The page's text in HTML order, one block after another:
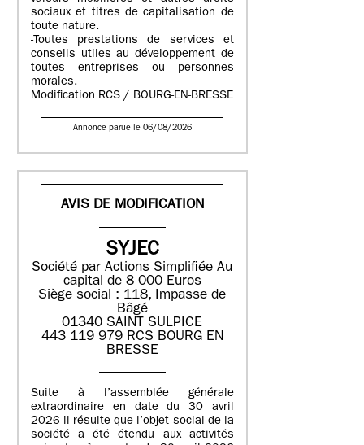
sociaux et titres de capitalisation de
toute nature.
-Toutes prestations de services et
conseils utiles au développement de
toutes entreprises ou personnes
morales.
Modification RCS / BOURG-EN-BRESSE
Annonce parue le 06/08/2026
AVIS DE MODIFICATION
SYJEC
Société par Actions SimplifiéeAu
capital de 8 000 Euros
Siège social : 118, Impasse de
Bâgé
01340 SAINT SULPICE
443 119 979 RCS BOURG EN
BRESSE
Suite à l’assemblée générale
extraordinaire en date du 30 avril
2026 il résulte que l’objet social de la
société a été étendu aux activités